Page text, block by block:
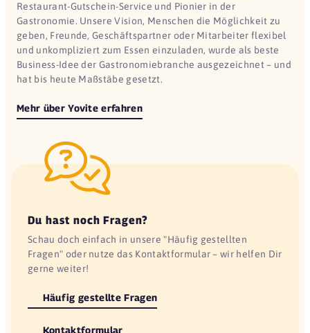
Restaurant-Gutschein-Service und Pionier in der
Gastronomie. Unsere Vision, Menschen die Möglichkeit zu
geben, Freunde, Geschäftspartner oder Mitarbeiter flexibel
und unkompliziert zum Essen einzuladen, wurde als beste
Business-Idee der Gastronomiebranche ausgezeichnet – und
hat bis heute Maßstäbe gesetzt.
Mehr über Yovite erfahren
Du hast noch Fragen?
Schau doch einfach in unsere "Häufig gestellten
Fragen" oder nutze das Kontaktformular – wir helfen Dir
gerne weiter!
Häufig gestellte Fragen
Kontaktformular